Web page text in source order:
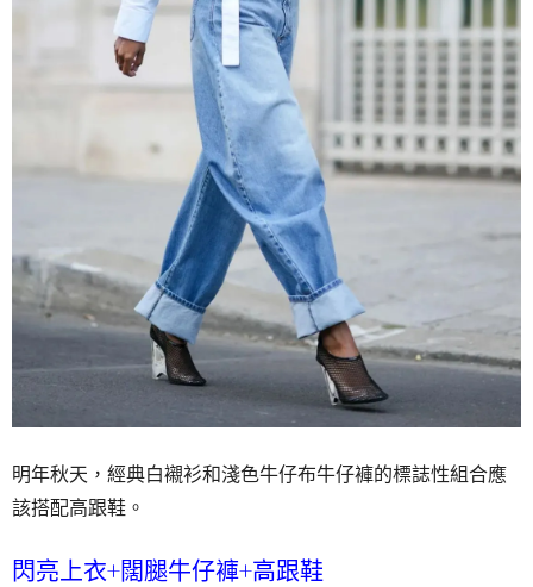
明年秋天，經典白襯衫和淺色牛仔布牛仔褲的標誌性組合應
該搭配高跟鞋。
閃亮上衣+闊腿牛仔褲+高跟鞋